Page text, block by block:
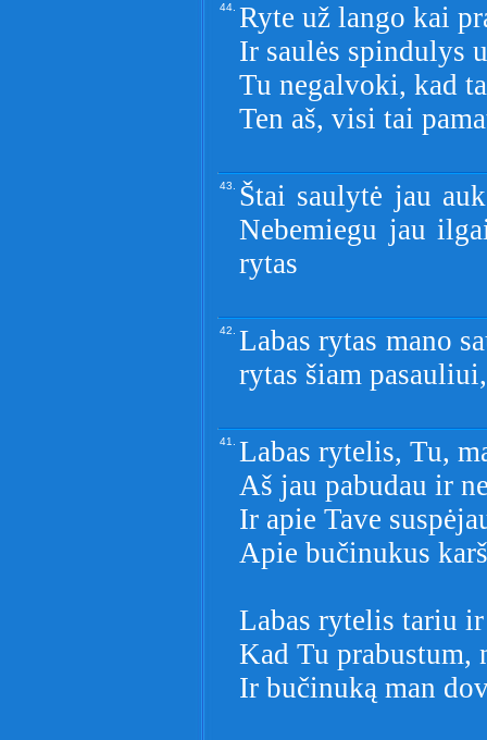
44. Ryte už lango kai
Ir saulės spindulys
Tu negalvoki, kad
Ten aš, visi tai
43. Štai saulytė jau
Nebemiegu jau
rytas
42. Labas rytas mano
rytas šiam
41. Labas rytelis, Tu,
Aš jau pabudau ir
Ir apie Tave
Apie bučinukus
Labas rytelis tariu
Kad Tu prabustum,
Ir bučinuką man